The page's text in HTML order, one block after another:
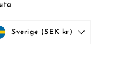
Sverige (SEK kr)